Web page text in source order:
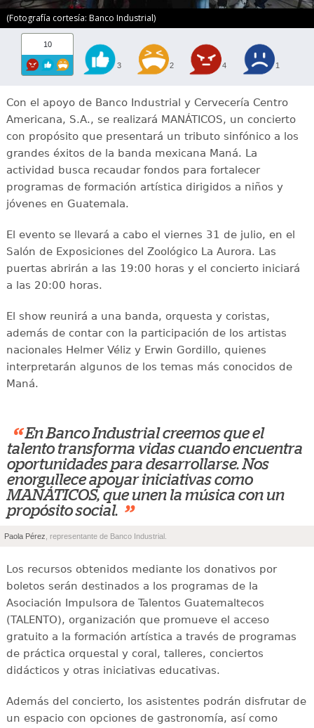
(Fotografía cortesía: Banco Industrial)
10
3 2 4 1
Con el apoyo de Banco Industrial y Cervecería Centro
Americana, S.A., se realizará MANÁTICOS, un concierto
con propósito que presentará un tributo sinfónico a los
grandes éxitos de la banda mexicana Maná. La
actividad busca recaudar fondos para fortalecer
programas de formación artística dirigidos a niños y
jóvenes en Guatemala.
El evento se llevará a cabo el viernes 31 de julio, en el
Salón de Exposiciones del Zoológico La Aurora. Las
puertas abrirán a las 19:00 horas y el concierto iniciará
a las 20:00 horas.
El show reunirá a una banda, orquesta y coristas,
además de contar con la participación de los artistas
nacionales Helmer Véliz y Erwin Gordillo, quienes
interpretarán algunos de los temas más conocidos de
Maná.
“ En Banco Industrial creemos que el
talento transforma vidas cuando encuentra
oportunidades para desarrollarse. Nos
enorgullece apoyar iniciativas como
MANÁTICOS, que unen la música con un
propósito social. ”
Paola Pérez , representante de Banco Industrial.
Los recursos obtenidos mediante los donativos por
boletos serán destinados a los programas de la
Asociación Impulsora de Talentos Guatemaltecos
(TALENTO), organización que promueve el acceso
gratuito a la formación artística a través de programas
de práctica orquestal y coral, talleres, conciertos
didácticos y otras iniciativas educativas.
Además del concierto, los asistentes podrán disfrutar de
un espacio con opciones de gastronomía, así como